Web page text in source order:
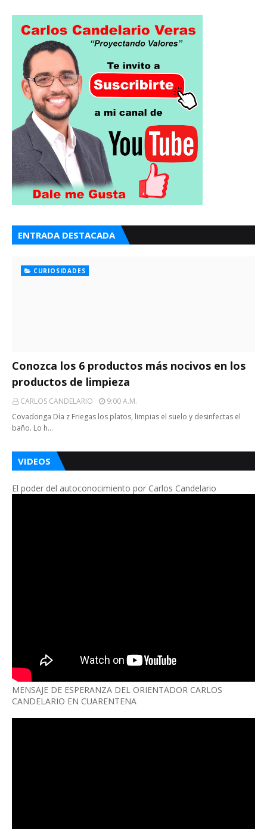
ENTRADA DESTACADA
CURIOSIDADES
Conozca los 6 productos más nocivos en los
productos de limpieza
CARLOS CANDELARIO
9:00 A.m.
Covadonga Día z Friegas los platos, limpias el suelo y desinfectas el
baño. Lo h…
VIDEOS
El poder del autoconocimiento por Carlos Candelario
MENSAJE DE ESPERANZA DEL ORIENTADOR CARLOS
CANDELARIO EN CUARENTENA